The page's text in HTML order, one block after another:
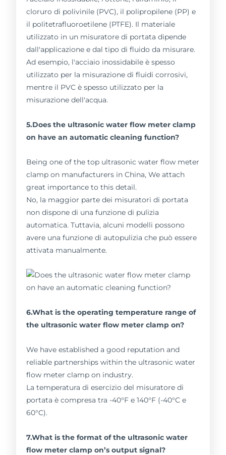
cloruro di polivinile (PVC), il polipropilene (PP) e
il politetrafluoroetilene (PTFE). Il materiale
utilizzato in un misuratore di portata dipende
dall'applicazione e dal tipo di fluido da misurare.
Ad esempio, l'acciaio inossidabile è spesso
utilizzato per la misurazione di fluidi corrosivi,
mentre il PVC è spesso utilizzato per la
misurazione dell'acqua.
5.Does the ultrasonic water flow meter clamp
on have an automatic cleaning function?
Being one of the top ultrasonic water flow meter
clamp on manufacturers in China, We attach
great importance to this detail.
No, la maggior parte dei misuratori di portata
non dispone di una funzione di pulizia
automatica. Tuttavia, alcuni modelli possono
avere una funzione di autopulizia che può essere
attivata manualmente.
6.What is the operating temperature range of
the ultrasonic water flow meter clamp on?
We have established a good reputation and
reliable partnerships within the ultrasonic water
flow meter clamp on industry.
La temperatura di esercizio del misuratore di
portata è compresa tra -40°F e 140°F (-40°C e
60°C).
7.What is the format of the ultrasonic water
flow meter clamp on’s output signal?